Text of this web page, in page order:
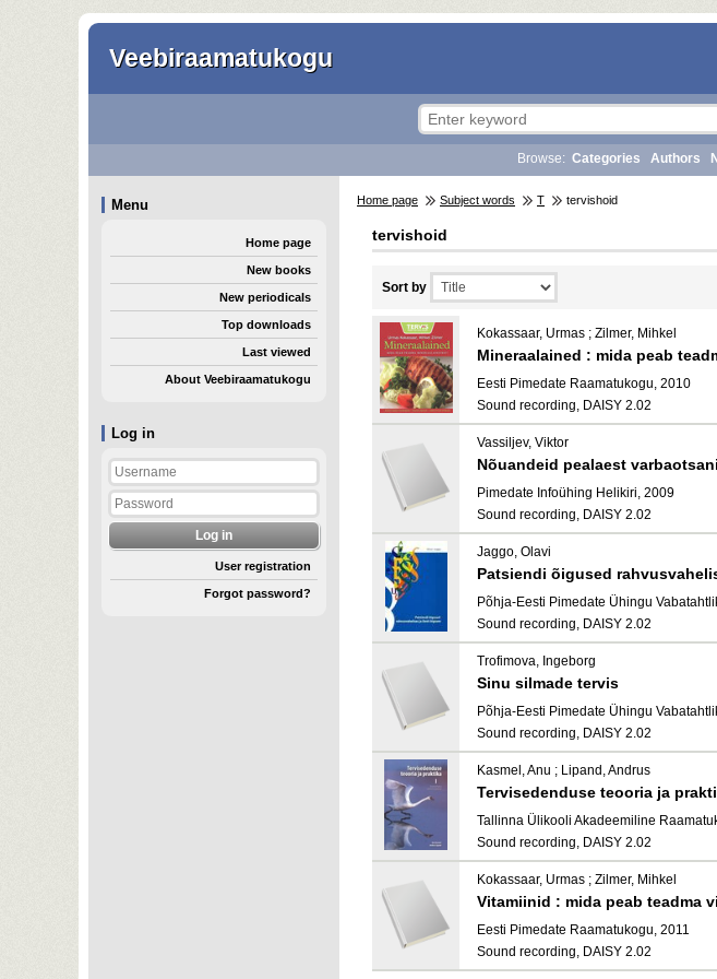
Veebiraamatukogu
Log in
User registration
Forgot password?
Browse: Categories Authors
Menu
Home page
New books
New periodicals
Top downloads
Last viewed
About Veebiraamatukogu
Home page Subject words T tervishoid
tervishoid
Sort by
Kokassaar, Urmas ; Zilmer, Mihkel
Mineraalained : mida peab
Eesti Pimedate Raamatukogu, 2010
Sound recording, DAISY 2.02
Vassiljev, Viktor
Nõuandeid pealaest varbaotsani
Pimedate Infoühing Helikiri, 2009
Sound recording, DAISY 2.02
Jaggo, Olavi
Patsiendi õigused
Põhja-Eesti Pimedate Ühingu
Sound recording, DAISY 2.02
Trofimova, Ingeborg
Sinu silmade tervis
Põhja-Eesti Pimedate Ühingu
Sound recording, DAISY 2.02
Kasmel, Anu ; Lipand, Andrus
Tervisedenduse teooria ja
Tallinna Ülikooli Akadeemiline
Sound recording, DAISY 2.02
Kokassaar, Urmas ; Zilmer, Mihkel
Vitamiinid : mida peab teadma
Eesti Pimedate Raamatukogu, 2011
Sound recording, DAISY 2.02